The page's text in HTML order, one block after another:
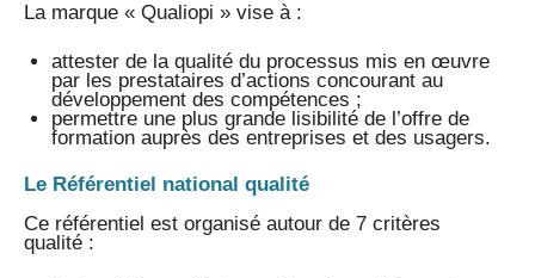
La marque « Qualiopi » vise à :
attester de la qualité du processus mis en œuvre
par les prestataires d’actions concourant au
développement des compétences ;
permettre une plus grande lisibilité de l’offre de
formation auprès des entreprises et des usagers.
Le Référentiel national qualité
Ce référentiel est organisé autour de 7 critères
qualité :